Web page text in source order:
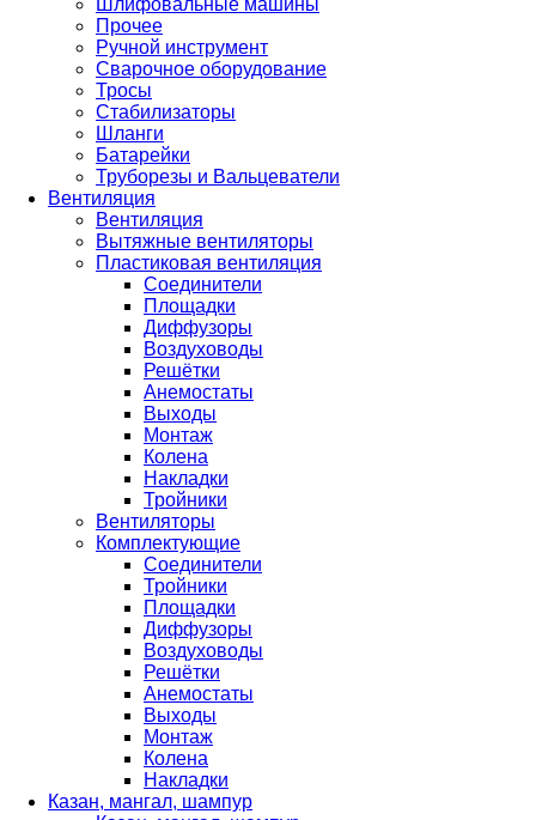
Шлифовальные машины
Прочее
Ручной инструмент
Сварочное оборудование
Тросы
Стабилизаторы
Шланги
Батарейки
Труборезы и Вальцеватели
Вентиляция
Вентиляция
Вытяжные вентиляторы
Пластиковая вентиляция
Соединители
Площадки
Диффузоры
Воздуховоды
Решётки
Анемостаты
Выходы
Монтаж
Колена
Накладки
Тройники
Вентиляторы
Комплектующие
Соединители
Тройники
Площадки
Диффузоры
Воздуховоды
Решётки
Анемостаты
Выходы
Монтаж
Колена
Накладки
Казан, мангал, шампур